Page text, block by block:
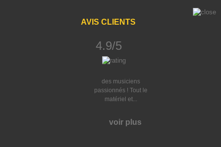
AVIS CLIENTS
4.9/5
des musiciens
passionnés ! Tout le
matériel et...
voir plus